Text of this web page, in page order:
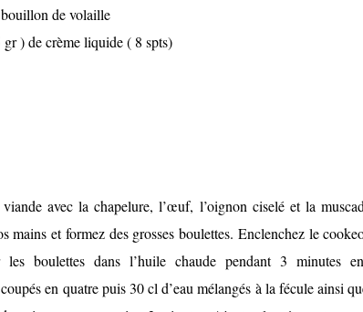
de volaille
) de crème liquide ( 8 spts)
avec la chapelure, l’œuf, l’oignon ciselé et la
mains et formez des grosses boulettes. Enclenchez le
les boulettes dans l’huile chaude pendant 3 minutes
en quatre puis 30 cl d’eau mélangés à la fécule ainsi